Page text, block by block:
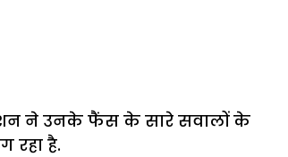
ने उनके फैंस के सारे सवालों के
रहा है.